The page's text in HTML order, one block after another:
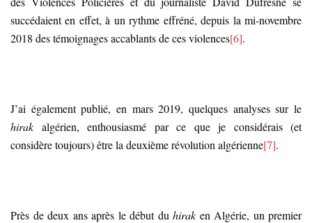
succédaient en effet, à un rythme effréné, depuis la mi-novembre
2018 des témoignages accablants de ces violences[6].
J’ai également publié, en mars 2019, quelques analyses sur le
hirak algérien, enthousiasmé par ce que je considérais (et
considère toujours) être la deuxième révolution algérienne[7].
Près de deux ans après le début du hirak en Algérie, un premier